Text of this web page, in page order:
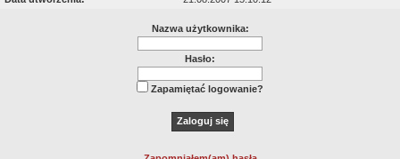
Nazwa użytkownika:
Hasło:
Zapamiętać logowanie?